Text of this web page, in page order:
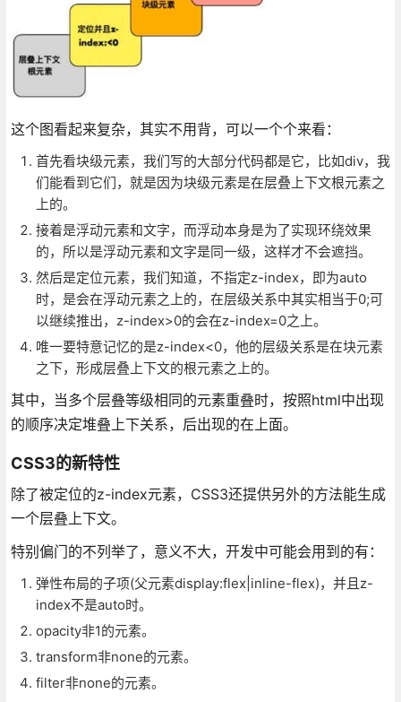
这个图看起来复杂，其实不用背，可以一个个来看：
首先看块级元素，我们写的大部分代码都是它，比如div，我
们能看到它们，就是因为块级元素是在层叠上下文根元素之
上的。
接着是浮动元素和文字，而浮动本身是为了实现环绕效果
的，所以是浮动元素和文字是同一级，这样才不会遮挡。
然后是定位元素，我们知道，不指定z-index，即为auto
时，是会在浮动元素之上的，在层级关系中其实相当于0;可
以继续推出，z-index>0的会在z-index=0之上。
唯一要特意记忆的是z-index<0，他的层级关系是在块元素
之下，形成层叠上下文的根元素之上的。
其中，当多个层叠等级相同的元素重叠时，按照html中出现
的顺序决定堆叠上下关系，后出现的在上面。
CSS3的新特性
除了被定位的z-index元素，CSS3还提供另外的方法能生成
一个层叠上下文。
特别偏门的不列举了，意义不大，开发中可能会用到的有：
弹性布局的子项(父元素display:flex|inline-flex)，并且z-
index不是auto时。
opacity非1的元素。
transform非none的元素。
filter非none的元素。